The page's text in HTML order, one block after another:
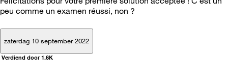
peu comme un examen réussi, non ?
zaterdag 10 september 2022
Verdiend door 1.6K